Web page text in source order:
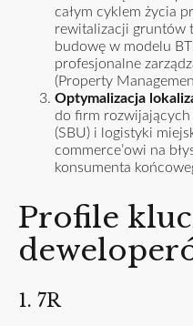
całym cyklem życia
rewitalizacji gruntów
budowę w modelu
profesjonalne
(Property
Optymalizacja
do firm
(SBU) i logistyki
commerce’owi na
konsumenta
Profile
1. 7R